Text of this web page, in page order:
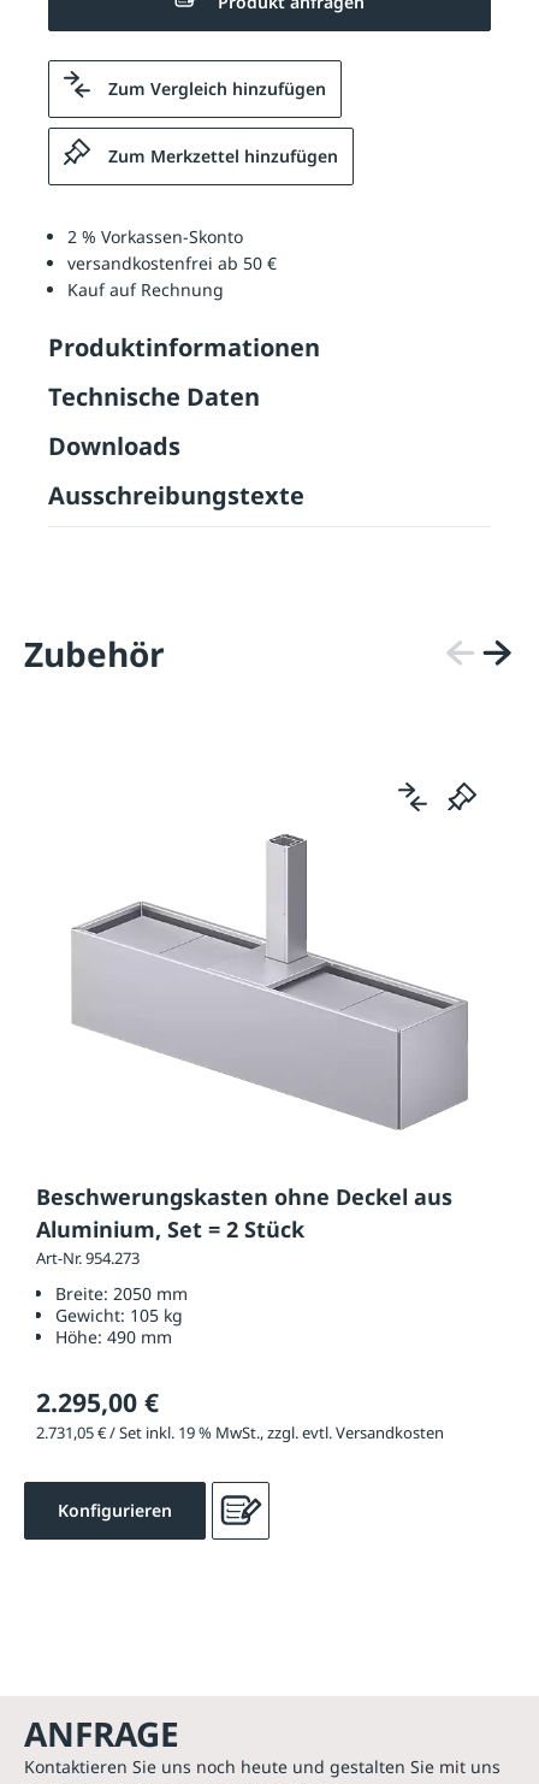
Zum Vergleich hinzufügen
Zum Merkzettel hinzufügen
2 % Vorkassen-Skonto
versandkostenfrei ab 50 €
Kauf auf Rechnung
Produktinformationen
Technische Daten
Downloads
Ausschreibungstexte
Zubehör
Beschwerungskasten ohne Deckel aus
Aluminium, Set = 2 Stück
Art-Nr. 954.273
Breite: 2050 mm
Gewicht: 105 kg
Höhe: 490 mm
2.295,00 €
2.731,05 € / Set inkl. 19 % MwSt., zzgl. evtl. Versandkosten
Konfigurieren
ANFRAGE
Kontaktieren Sie uns noch heute und gestalten Sie mit uns